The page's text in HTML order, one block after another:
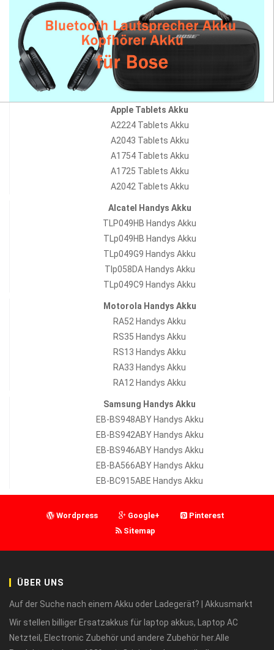
Apple Tablets Akku
A2224 Tablets Akku
A2043 Tablets Akku
A1754 Tablets Akku
A1725 Tablets Akku
A2042 Tablets Akku
Alcatel Handys Akku
TLP049HB Handys Akku
TLp049HB Handys Akku
TLp049G9 Handys Akku
Tlp058DA Handys Akku
TLp049C9 Handys Akku
Motorola Handys Akku
RA52 Handys Akku
RS35 Handys Akku
RS13 Handys Akku
RA33 Handys Akku
RA12 Handys Akku
Samsung Handys Akku
EB-BS948ABY Handys Akku
EB-BS942ABY Handys Akku
EB-BS946ABY Handys Akku
EB-BA566ABY Handys Akku
EB-BC915ABE Handys Akku
Wordpress Google+
Pinterest
Sitemap
ÜBER UNS
Auf der Suche nach einem Akku oder Ladegerät? | Akkusmarkt
Wir stellen billiger Ersatzakkus für laptop akkus, Laptop AC
Netzteil, Electronic Zubehör und andere Zubehör her.Alle